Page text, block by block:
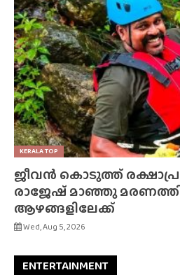
KERALA TOP
ജീവൻ കൊടുത്ത്
രാജേഷ് മാഞ്ഞു
ആഴങ്ങളിലേക്ക്
Wed, Aug 5, 2026
ENTERTAINMENT